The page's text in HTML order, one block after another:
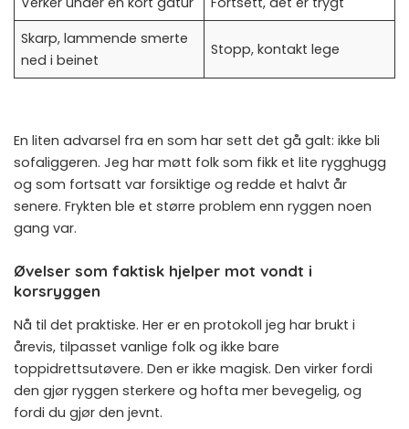
Skarp, lammende smerte
ned i beinet
Stopp, kontakt lege
En liten advarsel fra en som har sett det gå galt: ikke bli
sofaliggeren. Jeg har møtt folk som fikk et lite rygghugg
og som fortsatt var forsiktige og redde et halvt år
senere. Frykten ble et større problem enn ryggen noen
gang var.
Øvelser som faktisk hjelper mot vondt i
korsryggen
Nå til det praktiske. Her er en protokoll jeg har brukt i
årevis, tilpasset vanlige folk og ikke bare
toppidrettsutøvere. Den er ikke magisk. Den virker fordi
den gjør ryggen sterkere og hofta mer bevegelig, og
fordi du gjør den jevnt.